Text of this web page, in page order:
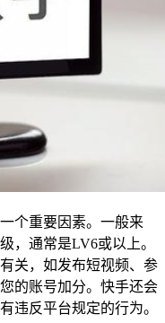
个重要因素。一般来
，通常是LV6或以上。
关，如发布短视频、参
的账号加分。快手还会
违反平台规定的行为。